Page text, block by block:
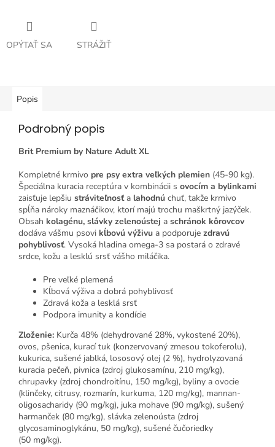
OPÝTAŤ SA STRÁŽIŤ
Popis
Podrobný popis
Brit Premium by Nature Adult XL
Kompletné krmivo pre psy extra veľkých plemien (45-90 kg).
Špeciálna kuracia receptúra ​​v kombinácii s ovocím a bylinkami
zaisťuje lepšiu stráviteľnosťa lahodnú chuť, takže krmivo
spĺňa nároky maznáčikov, ktorí majú trochu maškrtný jazýček.
Obsah kolagénu, slávky zelenoústej a schránok kôrovcov
dodáva vášmu psovi kĺbovú výživu a podporuje zdravú
pohyblivosť. Vysoká hladina omega-3 sa postará o zdravé
srdce, kožu a lesklú srsť vášho miláčika.
Pre veľké plemená
Kĺbová výživa a dobrá pohyblivosť
Zdravá koža a lesklá srsť
Podpora imunity a kondície
Zloženie: Kurča 48% (dehydrované 28%, vykostené 20%),
ovos, pšenica, kurací tuk (konzervovaný zmesou tokoferolu),
kukurica, sušené jablká, lososový olej (2 %), hydrolyzovaná
kuracia pečeň, pivnica (zdroj glukosamínu, 210 mg/kg),
chrupavky (zdroj chondroitínu, 150 mg/kg), byliny a ovocie
(klinčeky, citrusy, rozmarín, kurkuma, 120 mg/kg), mannan-
oligosacharidy (90 mg/kg), juka mohave (90 mg/kg), sušený
harmanček (80 mg/kg), slávka zelenoústa (zdroj
glycosaminoglykánu, 50 mg/kg), sušené čučoriedky
(50 mg/kg).